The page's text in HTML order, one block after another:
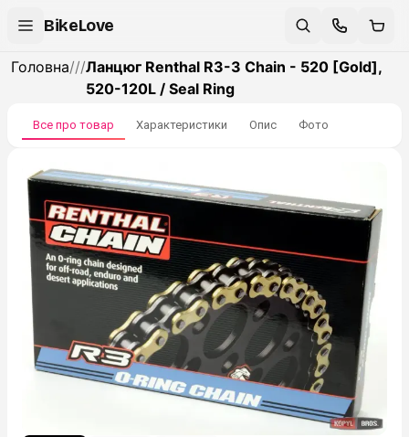
BikeLove
Головна///Ланцюг Renthal R3-3 Chain - 520 [Gold],
520-120L / Seal Ring
Все про товар Характеристики Опис Фото